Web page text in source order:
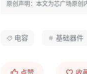
原创声明：本文为芯广场原创
电容 基础器件